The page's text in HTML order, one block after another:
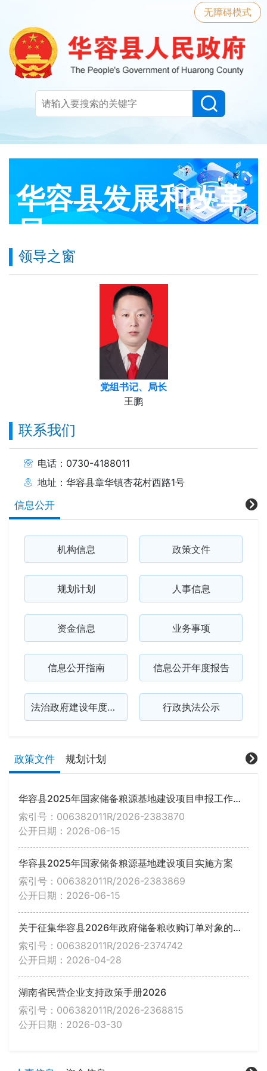
无障碍模式
华容县发展和改革
局
领导之窗
党组书记、局长
王鹏
联系我们
电话：0730-4188011
地址：华容县章华镇杏花村西路1号
信息公开
机构信息 政策文件
规划计划 人事信息
资金信息 业务事项
信息公开指南 信息公开年度报告
法治政府建设年度报告 行政执法公示
政策文件 规划计划
华容县2025年国家储备粮源基地建设项目申报工作方案
索引号：006382011R/2026-2383870
公开日期：2026-06-15
华容县2025年国家储备粮源基地建设项目实施方案
索引号：006382011R/2026-2383869
公开日期：2026-06-15
关于征集华容县2026年政府储备粮收购订单对象的公告
索引号：006382011R/2026-2374742
公开日期：2026-04-28
湖南省民营企业支持政策手册2026
索引号：006382011R/2026-2368815
公开日期：2026-03-30